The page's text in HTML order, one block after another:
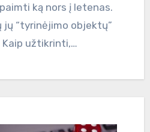
ką nors į letenas.
jų “tyrinėjimo objektų”
Kaip užtikrinti,…